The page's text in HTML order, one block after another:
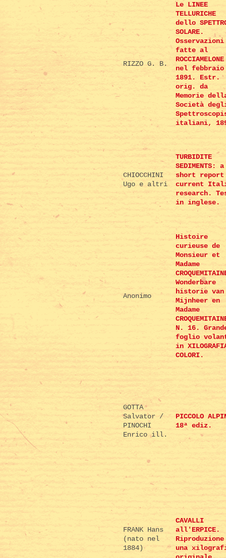
RIZZO G. B.
Le LINEE
TELLURICHE
dello
SOLARE.
Osservazioni
fatte al
ROCCIAMELONE
nel febbraio
1891. Estr.
orig. da
Memorie
Società
italiani,
CHIOCCHINI
Ugo e altri
TURBIDITE
SEDIMENTS: a
short report
current
research.
in inglese.
Anonimo
Histoire
curieuse de
Monsieur et
Madame
Wonderbare
historie van
Mijnheer en
Madame
N. 16.
foglio
in
COLORI.
GOTTA
Salvator /
PINOCHI
Enrico ill.
PICCOLO
18ª ediz.
FRANK Hans
(nato nel
1884)
CAVALLI
all'ERPICE.
Riproduzione
una